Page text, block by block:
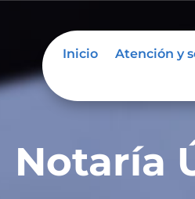
Inicio Atención y
Notaría